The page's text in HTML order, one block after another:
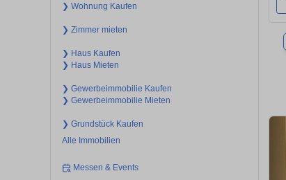
❯ Wohnung Kaufen
❯ Zimmer mieten
❯ Haus Kaufen
❯ Haus Mieten
❯ Gewerbeimmobilie Kaufen
❯ Gewerbeimmobilie Mieten
❯ Grundstück Kaufen
Alle Immobilien
Messen & Events